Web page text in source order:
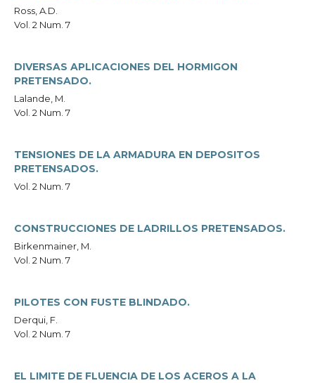
Ross, A.D.
Vol. 2 Num. 7
DIVERSAS APLICACIONES DEL HORMIGON
PRETENSADO.
Lalande, M.
Vol. 2 Num. 7
TENSIONES DE LA ARMADURA EN DEPOSITOS
PRETENSADOS.
Vol. 2 Num. 7
CONSTRUCCIONES DE LADRILLOS PRETENSADOS.
Birkenmainer, M.
Vol. 2 Num. 7
PILOTES CON FUSTE BLINDADO.
Derqui, F.
Vol. 2 Num. 7
EL LIMITE DE FLUENCIA DE LOS ACEROS A LA